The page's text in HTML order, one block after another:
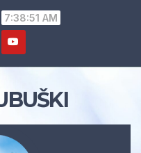
7:38:52 AM